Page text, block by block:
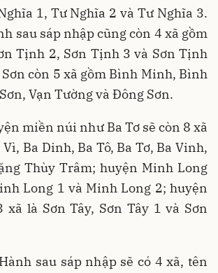
1, Tư Nghĩa 2 và Tư Nghĩa 3.
sau sáp nhập cũng còn 4 xã gồm
Tịnh 2, Sơn Tịnh 3 và Sơn Tịnh
còn 5 xã gồm Bình Minh, Bình
Vạn Tường và Đông Sơn.
miền núi như Ba Tơ sẽ còn 8 xã
Vì, Ba Dinh, Ba Tô, Ba Tơ, Ba Vinh,
Thùy Trâm; huyện Minh Long
Long 1 và Minh Long 2; huyện
xã là Sơn Tây, Sơn Tây 1 và Sơn
sau sáp nhập sẽ có 4 xã, tên